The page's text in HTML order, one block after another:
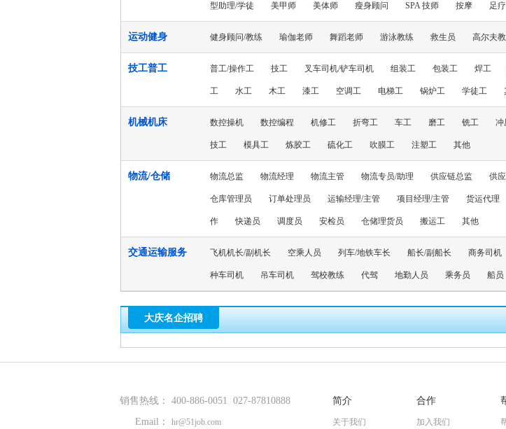
型助理/学徒 美甲师 美体师 瘦身顾问 SPA 技师 按摩 足疗
运动健身 健身顾问/教练 瑜伽老师 舞蹈老师 游泳教练 救生员 高尔夫
技工普工 普工/操作工 技工 叉车司机/铲车司机 组装工 包装工 焊工
工 水工 木工 漆工 空调工 电梯工 锅炉工 学徒工
机械机床 数控操机 数控编程 机修工 折弯工 车工 磨工 铣工 冲
技工 模具工 炼胶工 硫化工 吹膜工 注塑工 其他
物流/仓储 物流总监 物流经理 物流主管 物流专员/助理 供应链总监 供
仓库管理员 订单处理员 运输经理/主管 项目经理/主管 货运代理
作 快递员 调度员 安检员 仓储理货员 搬运工 其他
交通运输服务 飞机机长/副机长 空乘人员 列车/地铁车长 船长/副船长 商务司机
种车司机 吊车司机 驾校教练 代驾 地勤人员 乘务员 船员
大庆名企招聘
销售热线：
400-886-0051 027-87810888
Email：
hr@51job.com
简介
关于我们
合作
加入我们